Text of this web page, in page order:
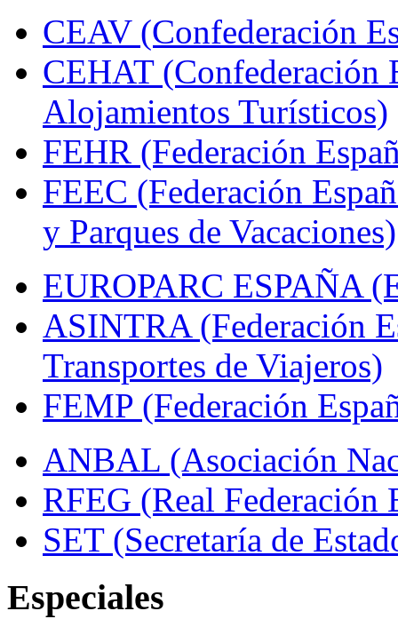
CEAV (Confederación
CEHAT (Confederación
Alojamientos Turísticos)
FEHR (Federación
FEEC (Federación
y Parques de Vacaciones)
EUROPARC ESPAÑA
ASINTRA (Federación
Transportes de Viajeros)
FEMP (Federación
ANBAL (Asociación
RFEG (Real Federación
SET (Secretaría de
Especiales